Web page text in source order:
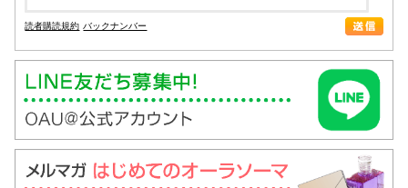
読者購読規約 バックナンバー